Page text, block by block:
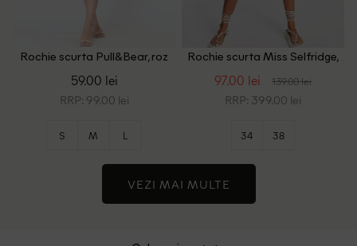
Rochie scurta Pull&Bear, roz
59.00 lei
RRP: 99.00 lei
S M L
Rochie scurta Miss Selfridge,
97.00 lei 139.00 lei
RRP: 399.00 lei
34 38
VEZI MAI MULTE